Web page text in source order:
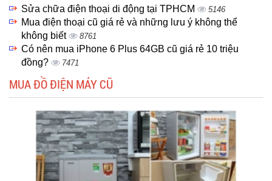
Sửa chữa điện thoại di động tại TPHCM 5146
Mua điện thoại cũ giá rẻ và những lưu ý không thể
không biết
8761
Có nên mua iPhone 6 Plus 64GB cũ giá rẻ 10 triệu
đồng?
7471
MUA ĐỒ ĐIỆN MÁY CŨ